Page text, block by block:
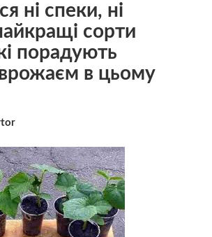
ні спеки, ні
сорти
порадують
в цьому